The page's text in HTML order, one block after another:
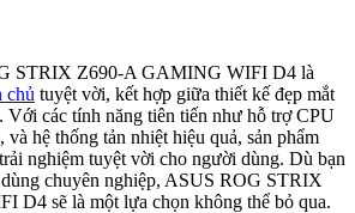
STRIX Z690-A GAMING WIFI D4 là
chủ tuyệt vời, kết hợp giữa thiết kế đẹp mắt
Với các tính năng tiên tiến như hỗ trợ CPU
hệ thống tản nhiệt hiệu quả, sản phẩm
nghiệm tuyệt vời cho người dùng. Dù bạn
chuyên nghiệp, ASUS ROG STRIX
D4 sẽ là một lựa chọn không thể bỏ qua.